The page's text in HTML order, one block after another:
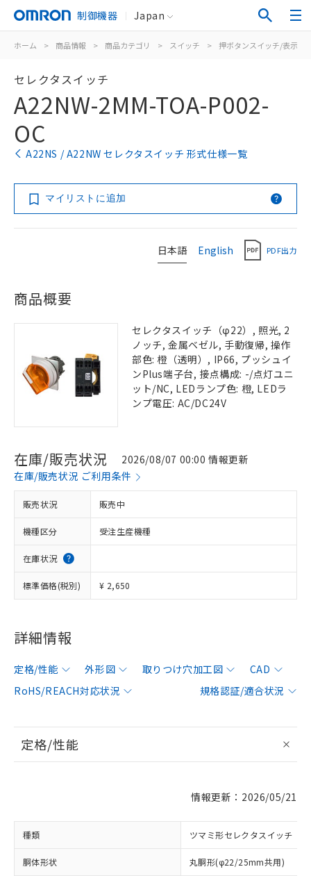
制御機器 Japan
ホーム > 商品情報 > 商品カテゴリ > スイッチ > 押ボタンスイッチ/表示灯
セレクタスイッチ
A22NW-2MM-TOA-P002-
OC
A22NS / A22NW セレクタスイッチ 形式仕様一覧
マイリストに追加
日本語 English PDF出力
商品概要
セレクタスイッチ（φ22）, 照光, 2
ノッチ, 金属ベゼル, 手動復帰, 操作
部色: 橙（透明）, IP66, プッシュイ
ンPlus端子台, 接点構成: -/点灯ユニ
ット/NC, LEDランプ色: 橙, LEDラ
ンプ電圧: AC/DC24V
在庫/販売状況
2026/08/07 00:00 情報更新
在庫/販売状況 ご利用条件
販売状況 販売中
機種区分 受注生産機種
在庫状況
標準価格(税別) ¥ 2,650
詳細情報
定格/性能 外形図 取りつけ穴加工図
CAD
RoHS/REACH対応状況
規格認証/適合状況
定格/性能
情報更新：2026/05/21
種類 ツマミ形セレクタスイッチ
胴体形状 丸胴形(φ22/25mm共用)